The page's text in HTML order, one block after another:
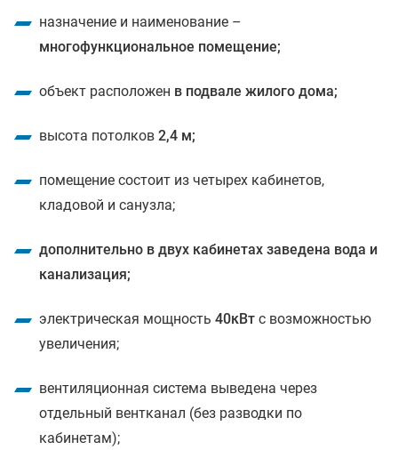
назначение и наименование –
многофункциональное помещение;
объект расположен в подвале жилого дома;
высота потолков 2,4 м;
помещение состоит из четырех кабинетов,
кладовой и санузла;
дополнительно в двух кабинетах заведена вода и
канализация;
электрическая мощность 40кВт с возможностью
увеличения;
вентиляционная система выведена через
отдельный вентканал (без разводки по
кабинетам);